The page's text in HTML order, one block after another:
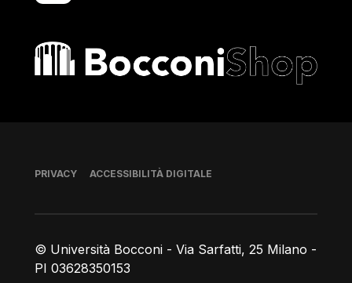
Bocconi shop
© Università Bocconi - Via Sarfatti, 25 Milano -
PI 03628350153
Piè di pagina
PRIVACY ACCESSIBILITÀ DIGITALE